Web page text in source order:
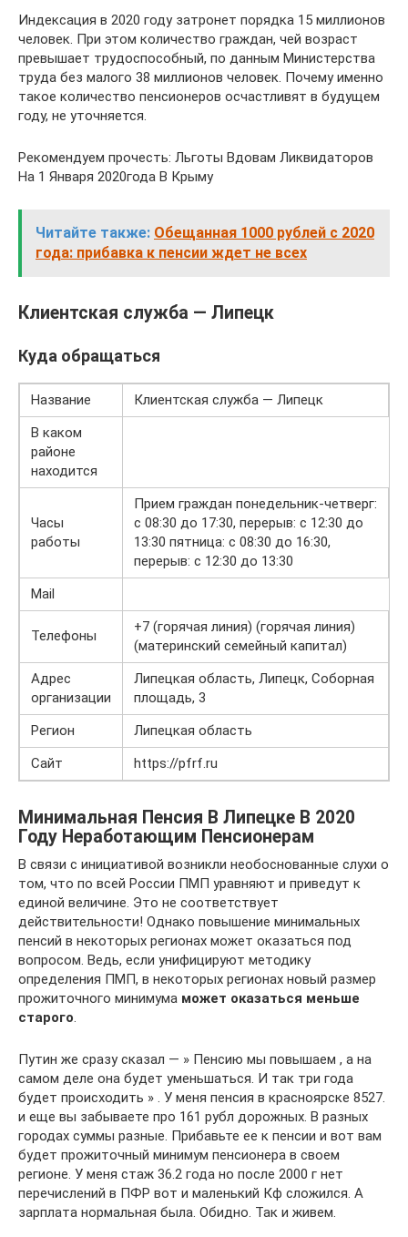
Индексация в 2020 году затронет порядка 15 миллионов
человек. При этом количество граждан, чей возраст
превышает трудоспособный, по данным Министерства
труда без малого 38 миллионов человек. Почему именно
такое количество пенсионеров осчастливят в будущем
году, не уточняется.
Рекомендуем прочесть: Льготы Вдовам Ликвидаторов
На 1 Января 2020года В Крыму
Читайте также: Обещанная 1000 рублей с 2020
года: прибавка к пенсии ждет не всех
Клиентская служба — Липецк
Куда обращаться
Название
Клиентская служба — Липецк
В каком
районе
находится
Часы
работы
Прием граждан понедельник-четверг:
с 08:30 до 17:30, перерыв: с 12:30 до
13:30 пятница: с 08:30 до 16:30,
перерыв: с 12:30 до 13:30
Mail
Телефоны
+7 (горячая линия) (горячая линия)
(материнский семейный капитал)
Адрес
организации
Липецкая область, Липецк, Соборная
площадь, 3
Регион
Липецкая область
Сайт
https://pfrf.ru
Минимальная Пенсия В Липецке В 2020
Году Неработающим Пенсионерам
В связи с инициативой возникли необоснованные слухи о
том, что по всей России ПМП уравняют и приведут к
единой величине. Это не соответствует
действительности! Однако повышение минимальных
пенсий в некоторых регионах может оказаться под
вопросом. Ведь, если унифицируют методику
определения ПМП, в некоторых регионах новый размер
прожиточного минимума может оказаться меньше
старого.
Путин же сразу сказал — » Пенсию мы повышаем , а на
самом деле она будет уменьшаться. И так три года
будет происходить » . У меня пенсия в красноярске 8527.
и еще вы забываете про 161 рубл дорожных. В разных
городах суммы разные. Прибавьте ее к пенсии и вот вам
будет прожиточный минимум пенсионера в своем
регионе. У меня стаж 36.2 года но после 2000 г нет
перечислений в ПФР вот и маленький Кф сложился. А
зарплата нормальная была. Обидно. Так и живем.